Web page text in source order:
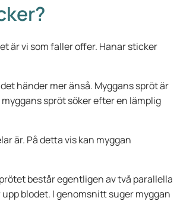
är vi som faller offer. Hanar sticker
händer mer änså. Myggans spröt är
spröt söker efter en lämplig
är. På detta vis kan myggan
består egentligen av två parallella
blodet. I genomsnitt suger myggan